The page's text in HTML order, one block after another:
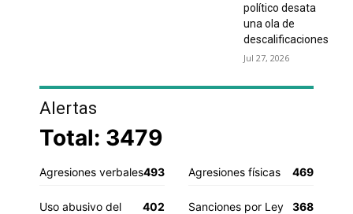
político desata
una ola de
descalificaciones
Jul 27, 2026
Alertas
Total: 3479
Agresiones verbales493 Agresiones físicas 469
Uso abusivo del
402
Sanciones por Ley
368